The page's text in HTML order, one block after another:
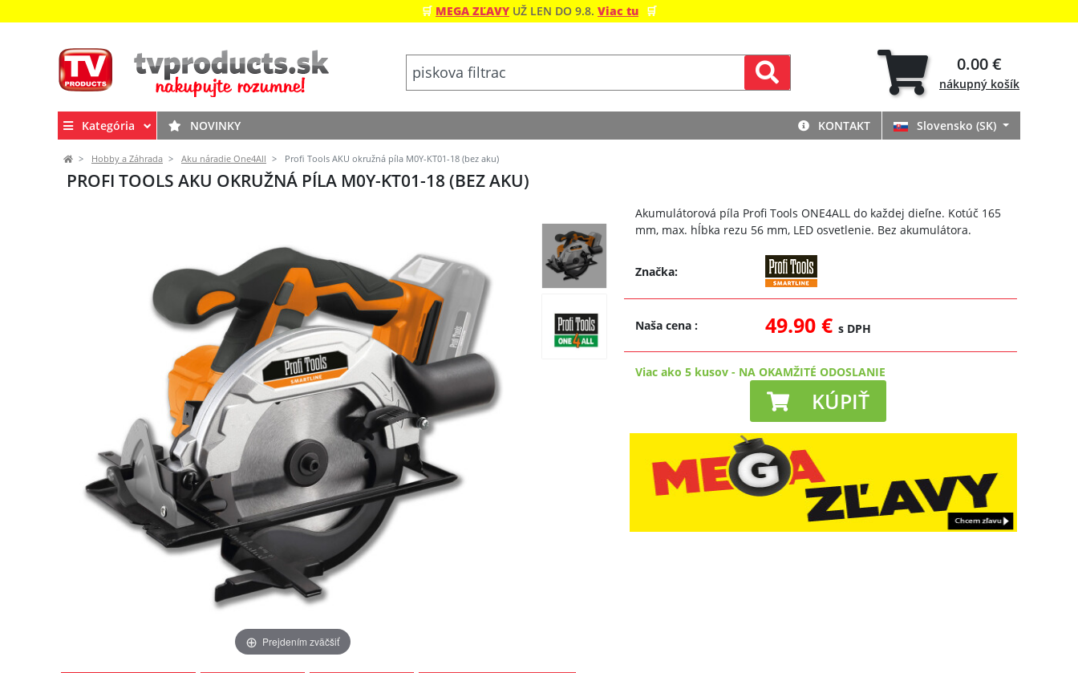
🛒 MEGA ZĽAVY UŽ LEN DO 9.8. Viac tu 🛒
0.00 €
nákupný košík
Kategória NOVINKY KONTAKT Slovensko (SK)
Hobby a Záhrada Aku náradie One4All Profi Tools AKU okružná píla M0Y-KT01-18 (bez aku)
PROFI TOOLS AKU OKRUŽNÁ PÍLA M0Y-KT01-18 (BEZ AKU)
Prejdením zväčšiť
Akumulátorová píla Profi Tools ONE4ALL do každej dieľne. Kotúč 165
mm, max. hĺbka rezu 56 mm, LED osvetlenie. Bez akumulátora.
Značka:
Naša cena: 49.90 €s DPH
Viac ako 5 kusov - NA OKAMŽITÉ ODOSLANIE
KÚPIŤ